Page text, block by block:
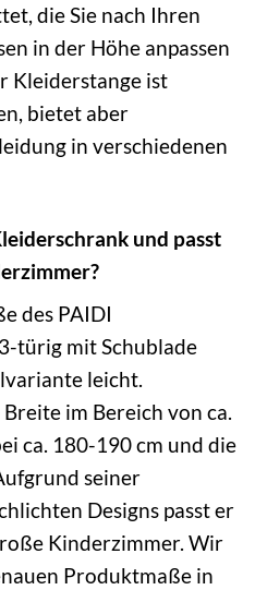
die Sie nach Ihren
in der Höhe anpassen
Kleiderstange ist
bietet aber
in verschiedenen
und passt
des PAIDI
türig mit Schublade
leicht.
im Bereich von ca.
ca. 180-190 cm und die
seiner
Designs passt er
Kinderzimmer. Wir
Produktmaße in